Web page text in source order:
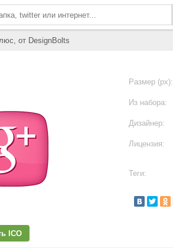
от DesignBolts
ICO
Размер (px):
Из набора:
Дизайнер:
Лицензия:
Теги: